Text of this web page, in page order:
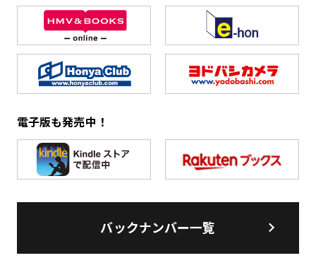
電子版も発売中！
バックナンバー一覧